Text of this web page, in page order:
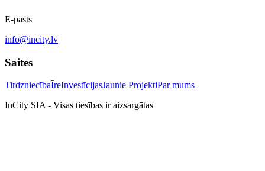
E-pasts
info@incity.lv
Saites
TirdzniecībaĪreInvestīcijasJaunie ProjektiPar mums
InCity SIA - Visas tiesības ir aizsargātas